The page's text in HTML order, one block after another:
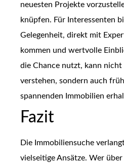
neuesten Projekte
knüpfen. Für Interessenten
Gelegenheit, direkt mit
kommen und wertvolle
die Chance nutzt, kann
verstehen, sondern auch
spannenden Immobilien
Fazit
Die Immobiliensuche
vielseitige Ansätze. Wer